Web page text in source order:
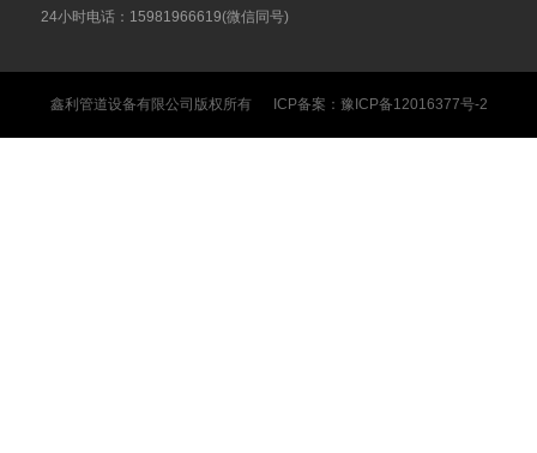
24小时电话：15981966619(微信同号)
鑫利管道设备有限公司 版权所有 ICP备案： 豫ICP备12016377号-2